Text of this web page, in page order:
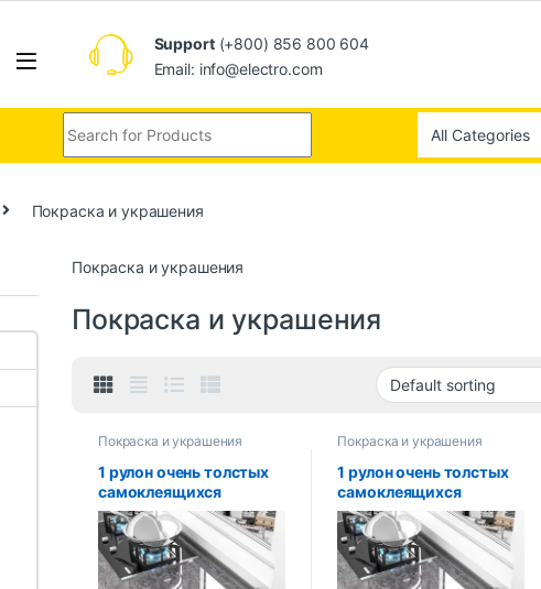
Support(+800) 856 800 604
Email: info@electro.com
Покраска и украшения
Покраска и украшения
Покраска и украшения
Покраска и украшения
1 рулон очень толстых
самоклеящихся
съемных наклеек на
стену
Покраска и украшения
1 рулон очень толстых
самоклеящихся
съемных наклеек на
стену